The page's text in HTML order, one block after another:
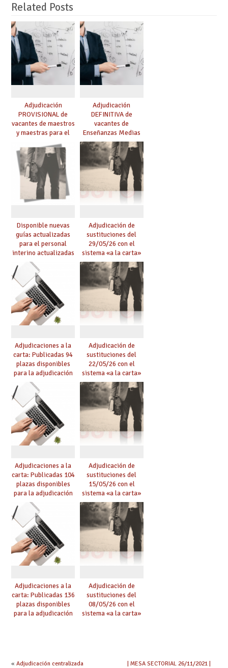
Related Posts
Adjudicación
PROVISIONAL de
vacantes de maestros
y maestras para el
curso 26-27
Adjudicación
DEFINITIVA de
vacantes de
Enseñanzas Medias
para el curso 26-27
Disponible nuevas
guías actualizadas
para el personal
interino actualizadas
para el curso 26/27
Adjudicación de
sustituciones del
29/05/26 con el
sistema «a la carta»
conseguido con el
Acuerdo de Mejoras
Adjudicaciones a la
carta: Publicadas 94
plazas disponibles
para la adjudicación
de mañana y abierto
plazo de solicitudes
Adjudicación de
sustituciones del
22/05/26 con el
sistema «a la carta»
conseguido con el
Acuerdo de Mejoras
Adjudicaciones a la
carta: Publicadas 104
plazas disponibles
para la adjudicación
de mañana y abierto
plazo de solicitudes
Adjudicación de
sustituciones del
15/05/26 con el
sistema «a la carta»
conseguido con el
Acuerdo de Mejoras
Adjudicaciones a la
carta: Publicadas 136
plazas disponibles
para la adjudicación
Adjudicación de
sustituciones del
08/05/26 con el
sistema «a la carta»
« Adjudicación centralizada
| MESA SECTORIAL 26/11/2021 |